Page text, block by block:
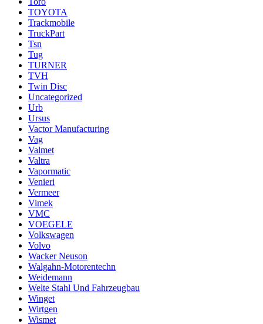
TOYOTA
Trackmobile
TruckPart
Tsn
Tug
TURNER
TVH
Twin Disc
Uncategorized
Urb
Ursus
Vactor Manufacturing
Vag
Valmet
Valtra
Vapormatic
Venieri
Vermeer
Vimek
VMC
VOEGELE
Volkswagen
Volvo
Wacker Neuson
Walgahn-Motorentechn
Weidemann
Welte Stahl Und Fahrzeugbau
Winget
Wirtgen
Wismet